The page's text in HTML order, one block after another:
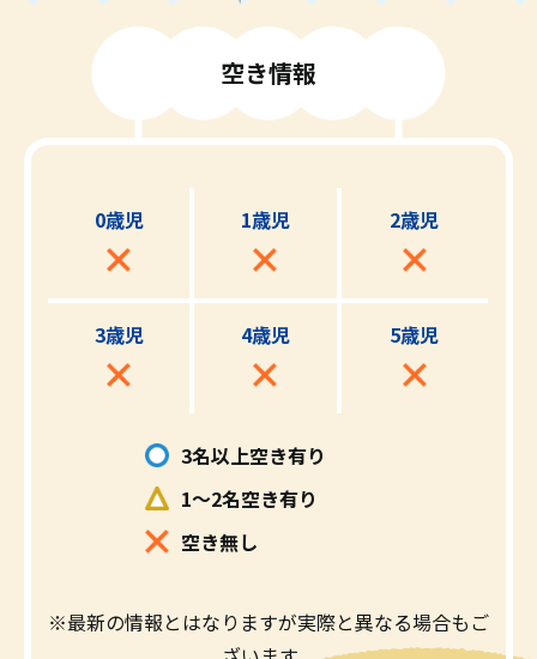
空き情報
0歳児 1歳児 2歳児
3歳児 4歳児 5歳児
3名以上空き有り
1～2名空き有り
空き無し
※最新の情報とはなりますが実際と異なる場合もご